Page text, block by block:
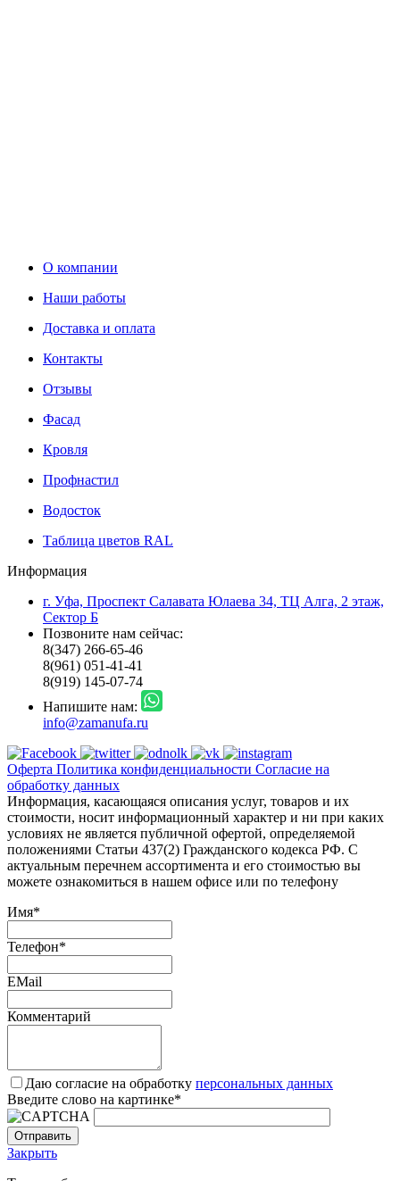
О компании
Наши работы
Доставка и оплата
Контакты
Отзывы
Фасад
Кровля
Профнастил
Водосток
Таблица цветов RAL
Информация
г. Уфа, Проспект Салавата Юлаева 34, ТЦ Алга, 2 этаж,
Сектор Б
Позвоните нам сейчас:
8(347) 266-65-46
8(961) 051-41-41
8(919) 145-07-74
Напишите нам:
info@zamanufa.ru
Оферта Политика конфиденциальности Согласие на
обработку данных
Информация, касающаяся описания услуг, товаров и их
стоимости, носит информационный характер и ни при каких
условиях не является публичной офертой, определяемой
положениями Статьи 437(2) Гражданского кодекса РФ. С
актуальным перечнем ассортимента и его стоимостью вы
можете ознакомиться в нашем офисе или по телефону
Имя*
Телефон*
EMail
Комментарий
Даю согласие на обработку персональных данных
Введите слово на картинке*
Закрыть